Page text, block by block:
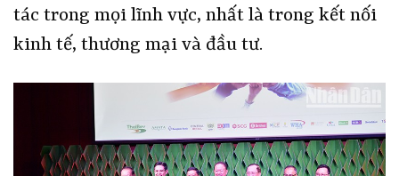
tác trong mọi lĩnh vực, nhất là trong kết nối
kinh tế, thương mại và đầu tư.